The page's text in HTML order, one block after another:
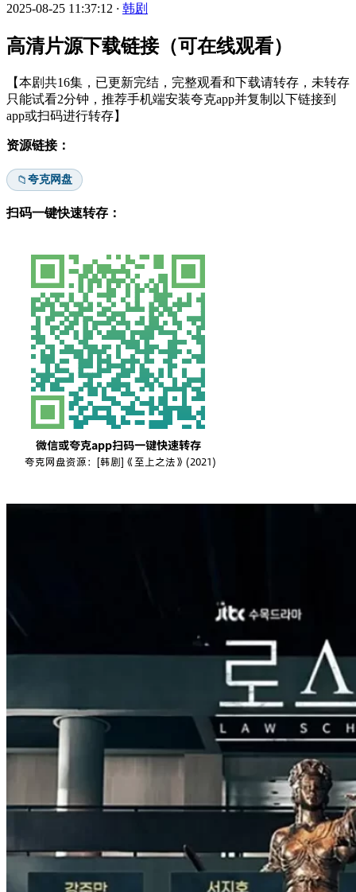
2025-08-25 11:37:12 · 韩剧
高清片源下载链接（可在线观看）
【本剧共16集，已更新完结，完整观看和下载请转存，未转存
只能试看2分钟，推荐手机端安装夸克app并复制以下链接到
app或扫码进行转存】
资源链接：
📁夸克网盘
扫码一键快速转存：